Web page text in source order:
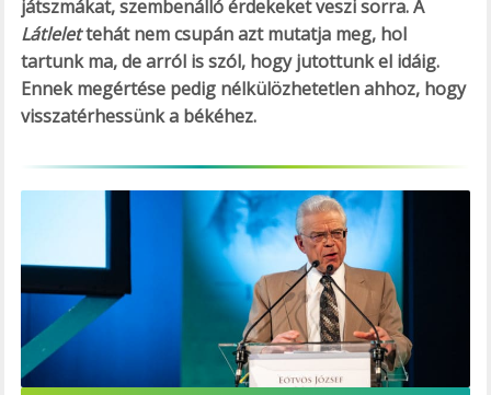
játszmákat, szembenálló érdekeket veszi sorra. A
Látlelettehát nem csupán azt mutatja meg, hol
tartunk ma, de arról is szól, hogy jutottunk el idáig.
Ennek megértése pedig nélkülözhetetlen ahhoz, hogy
visszatérhessünk a békéhez.